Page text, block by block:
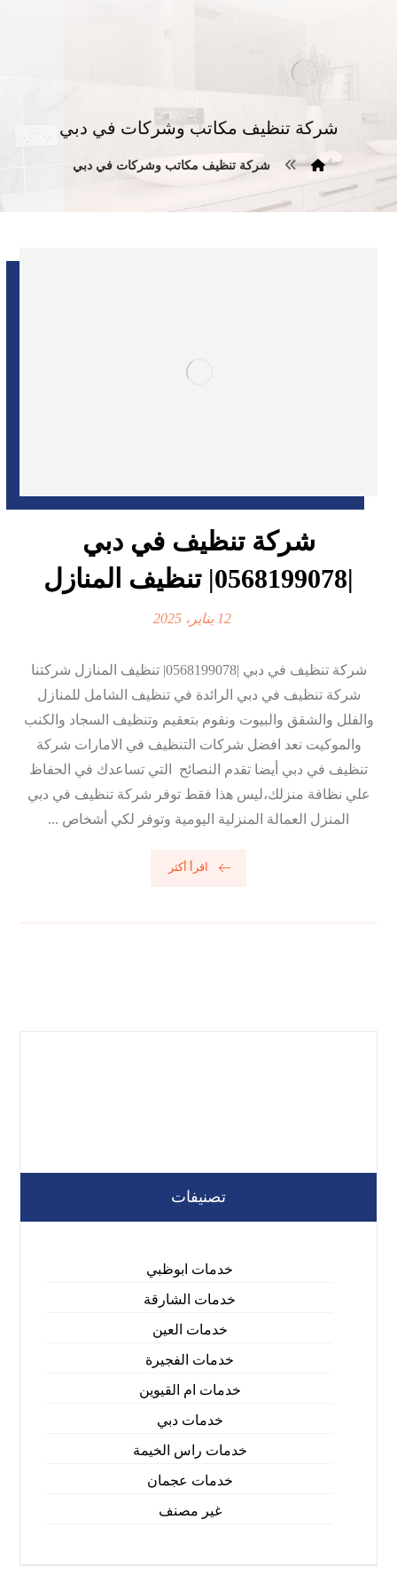
شركة تنظيف مكاتب وشركات في دبي
شركة تنظيف مكاتب وشركات في دبي
شركة تنظيف في دبي
|0568199078| تنظيف المنازل
12 يناير، 2025
شركة تنظيف في دبي |0568199078| تنظيف المنازل شركتنا
شركة تنظيف في دبي الرائدة في تنظيف الشامل للمنازل
والفلل والشقق والبيوت ونقوم بتعقيم وتنظيف السجاد والكنب
والموكيت نعد افضل شركات التنظيف في الامارات شركة
تنظيف في دبي أيضا تقدم النصائح التي تساعدك في الحفاظ
علي نظافة منزلك،ليس هذا فقط توفر شركة تنظيف في دبي
المنزل العمالة المنزلية اليومية وتوفر لكي أشخاص ...
اقرأ أكثر
تصنيفات
خدمات ابوظبي
خدمات الشارقة
خدمات العين
خدمات الفجيرة
خدمات ام القيوين
خدمات دبي
خدمات راس الخيمة
خدمات عجمان
غير مصنف